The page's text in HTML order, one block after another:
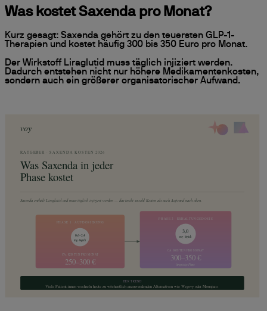
Was kostet Saxenda pro Monat?
Kurz gesagt: Saxenda gehört zu den teuersten GLP-1-
Therapien und kostet häufig 300 bis 350 Euro pro Monat.
Der Wirkstoff Liraglutid muss täglich injiziert werden.
Dadurch entstehen nicht nur höhere Medikamentenkosten,
sondern auch ein größerer organisatorischer Aufwand.